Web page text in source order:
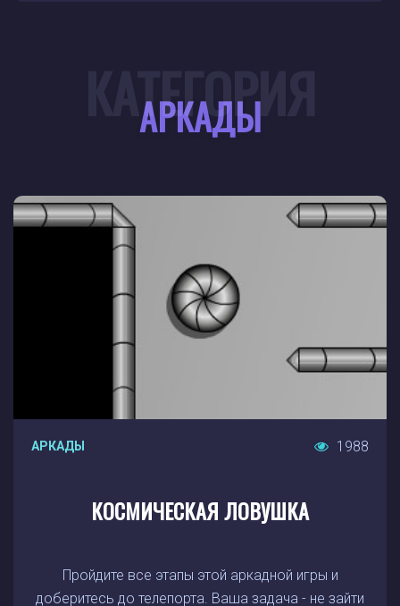
АРКАДЫ
КАТЕГОРИЯ
АРКАДЫ 1988
КОСМИЧЕСКАЯ ЛОВУШКА
Пройдите все этапы этой аркадной игры и
доберитесь до телепорта. Ваша задача - не зайти